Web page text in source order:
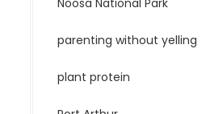
Noosa National Park
parenting without yelling
plant protein